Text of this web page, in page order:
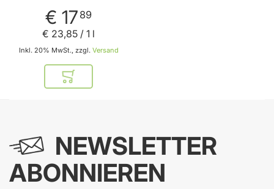
€ 17 89
Inkl. 20% MwSt., zzgl. Versand
€ 23,85 / 1 l
In den Warenkorb
NEWSLETTER
ABONNIEREN